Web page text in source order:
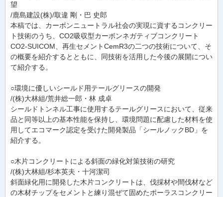
望
/鹿島建設(株)/取違 剛・巴 史郎
本稿では、カーボンニュートラル社会の実現に資するコンクリー
ト技術のうち、CO2吸収型カーボンネガティブコンクリート
CO2-SUICOM、再生セメントCemR3の二つの技術について、そ
の概要を紹介するとともに、同技術を活用した今後の展開につい
て紹介する。
○環境に優しいシールド用テールグリースの開発
/(株)大林組/荒井総一郎・林 成卓
シールドトンネル工事に使用するテールグリースにおいて、従来
品と同等以上の基本性能を保持し、環境問題に配慮した材料を使
用してエコマーク認定を受けた開発製品「シールノックBD」を
紹介する。
○木片コンクリートによる斜面の緑化対策技術の研究
/(株)大林組/杉本英夫・十河潔司
斜面緑化用に開発した木片コンクリートは、伐採材や間伐材など
の木材チップをセメントと練り混ぜて固めたポーラスコンクリー